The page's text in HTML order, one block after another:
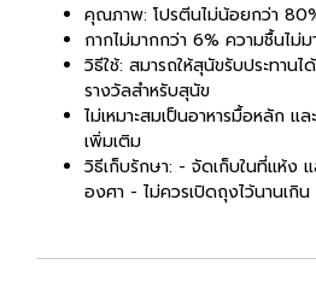
คุณภาพ: โปรตีนไม่น้อยกว่า
กากไม่มากกว่า 6% ความชื้นไม่
วิธีใช้: สมารถให้สุนัขรับประทาน
รางวัลสำหรับสุนัข
ไม่เหมาะสมเป็นอาหารมื้อหลัก แ
เพิ่มเติม
วิธีเก็บรักษา: - จัดเก็บในที่แห้ง
องศา - ไม่ควรเปิดถุงไว้นานเกิ